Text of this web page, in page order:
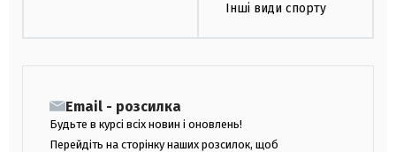
Інші види спорту
Email - розсилка
Будьте в курсі всіх новин і оновлень!
Перейдіть на сторінку наших розсилок, щоб